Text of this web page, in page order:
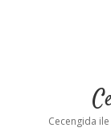
Cecengida